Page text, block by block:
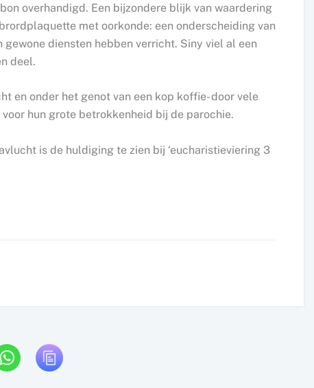
overhandigd. Een bijzondere blijk van waardering
met oorkonde: een onderscheiding van
diensten hebben verricht. Siny viel al een
deel.
en onder het genot van een kop koffie- door vele
hun grote betrokkenheid bij de parochie.
is de huldiging te zien bij ‘eucharistieviering 3